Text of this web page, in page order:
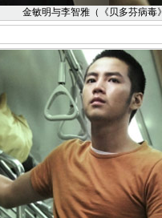
金敏明与李智雅（《贝多芬病毒